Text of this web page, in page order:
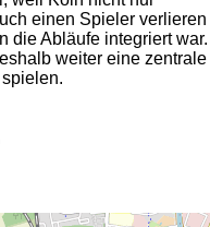
einen Spieler verlieren
die Abläufe integriert war.
weiter eine zentrale